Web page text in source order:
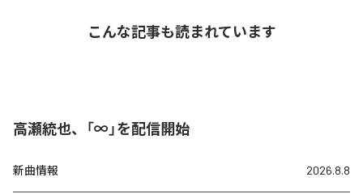
こんな記事も読まれています
高瀬統也、「∞」を配信開始
新曲情報 2026.8.8